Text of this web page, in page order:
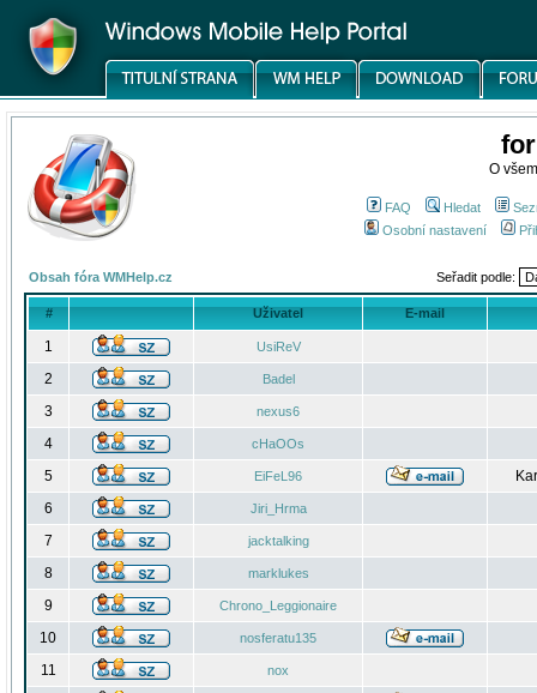
O
FAQ Hledat
Osobní nastavení
Obsah fóra WMHelp.cz Seřadit podle:
# Uživatel E-mail
1 UsiReV
2 Badel
3 nexus6
4 cHaOOs
5 EiFeL96
6
Jiri_Hrma
7 jacktalking
8 marklukes
9 Chrono_Leggionaire
10 nosferatu135
11 nox